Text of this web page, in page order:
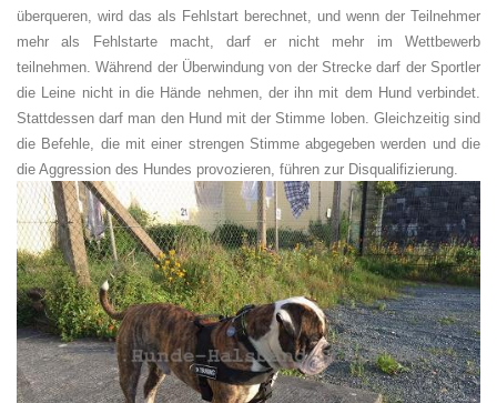
überqueren, wird das als Fehlstart berechnet, und wenn der Teilnehmer
mehr als Fehlstarte macht, darf er nicht mehr im Wettbewerb
teilnehmen. Während der Überwindung von der Strecke darf der Sportler
die Leine nicht in die Hände nehmen, der ihn mit dem Hund verbindet.
Stattdessen darf man den Hund mit der Stimme loben. Gleichzeitig sind
die Befehle, die mit einer strengen Stimme abgegeben werden und die
die Aggression des Hundes provozieren, führen zur Disqualifizierung.